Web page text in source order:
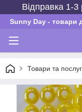
Відправка 1-3
Sunny Day - товари
Товари та